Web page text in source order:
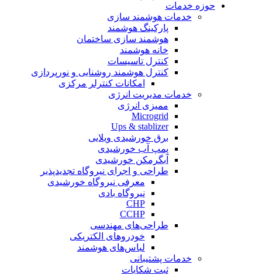
حوزه خدمات
خدمات هوشمند سازی
پارکینگ هوشمند
هوشمند سازی ساختمان
خانه هوشمند
کنترل تاسیسات
کنترل هوشمند روشنایی و نورپردازی
امکانات کنترلر مرکزی
خدمات مدیریت انرژی
ممیزی انرژی
Microgrid
Ups & stablizer
برق خورشیدی ویلایی
پمپ آب خورشیدی
آبگرمکن خورشیدی
طراحی و اجرای نیروگاه تجدیدپذیر
معرفی نیروگاه خورشیدی
نیروگاه بادی
CHP
CCHP
طراحی‌های مهندسی
خودروهای الکتریکی
لباس‌های هوشمند
خدمات پشتیبانی
ثبت شکایات